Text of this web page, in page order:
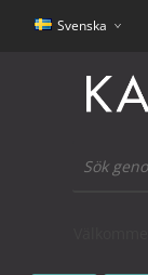
Svenska